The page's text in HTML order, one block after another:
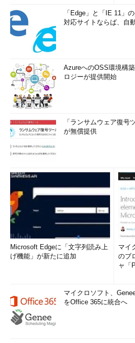
「Edge」と「IE 11」
対応サイトならば、自
AzureへのOSS環境構
ロジーが提供開始
「ランサムウェア復号
が無償提供
Microsoft Edgeに「文字列読み上
げ機能」が新たに追加
マイ
のブ
ャ「
マイクロソフト、
をOffice 365に統合へ